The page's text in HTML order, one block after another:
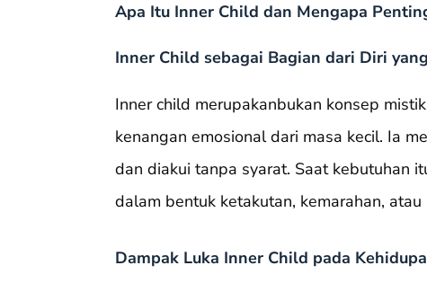
Apa Itu Inner Child dan Mengapa
Inner Child sebagai Bagian dari Diri
Inner child merupakanbukan konsep
kenangan emosional dari masa kecil. Ia
dan diakui tanpa syarat. Saat kebutuhan
dalam bentuk ketakutan, kemarahan,
Dampak Luka Inner Child pada